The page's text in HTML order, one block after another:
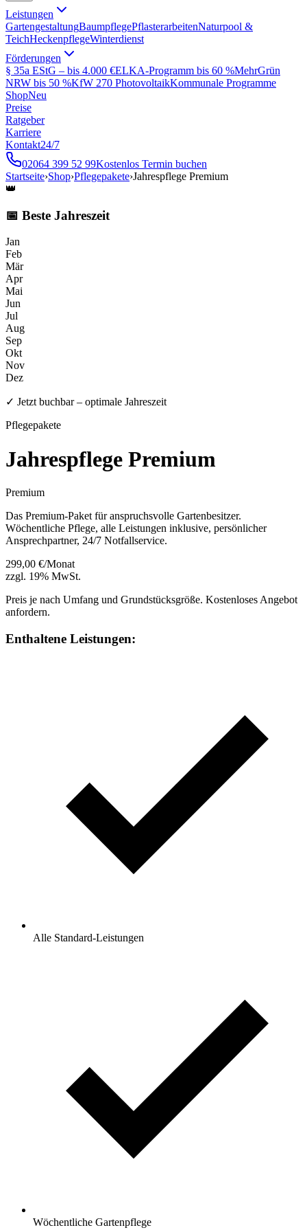
Leistungen
GartengestaltungBaumpflegePflasterarbeitenNaturpool &
TeichHeckenpflegeWinterdienst
Förderungen
§ 35a EStG – bis 4.000 €ELKA-Programm bis 60 %MehrGrün
NRW bis 50 %KfW 270 PhotovoltaikKommunale Programme
ShopNeu
Preise
Ratgeber
Karriere
Kontakt24/7
02064 399 52 99Kostenlos Termin buchen
Startseite›Shop›Pflegepakete›Jahrespflege Premium
👑
📅 Beste Jahreszeit
Jan
Feb
Mär
Apr
Mai
Jun
Jul
Aug
Sep
Okt
Nov
Dez
✓ Jetzt buchbar – optimale Jahreszeit
Pflegepakete
Jahrespflege Premium
Premium
Das Premium-Paket für anspruchsvolle Gartenbesitzer.
Wöchentliche Pflege, alle Leistungen inklusive, persönlicher
Ansprechpartner, 24/7 Notfallservice.
299,00 €/Monat
zzgl. 19% MwSt.
Preis je nach Umfang und Grundstücksgröße. Kostenloses Angebot
anfordern.
Enthaltene Leistungen:
Alle Standard-Leistungen
Wöchentliche Gartenpflege